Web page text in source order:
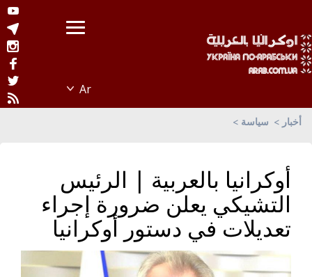
أخبار سياسة
أوكرانيا بالعربية | الرئيس
التشيكي يعلن ضرورة إجراء
تعديلات في دستور أوكرانيا